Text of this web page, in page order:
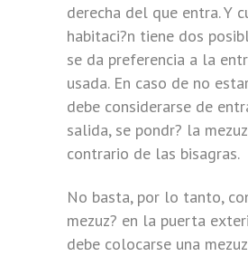
derecha del que entra. Y
habitaci?n tiene dos
se da preferencia a la
usada. En caso de no
debe considerarse de
salida, se pondr? la
contrario de las bisagras.
No basta, por lo tanto,
mezuz? en la puerta
debe colocarse una